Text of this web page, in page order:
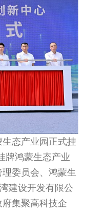
态产业园正式挂
牌鸿蒙生态产业
委员会、鸿蒙生
建设开发有限公
集聚高科技企